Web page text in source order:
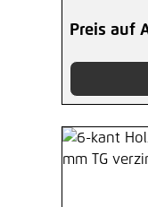
Preis auf